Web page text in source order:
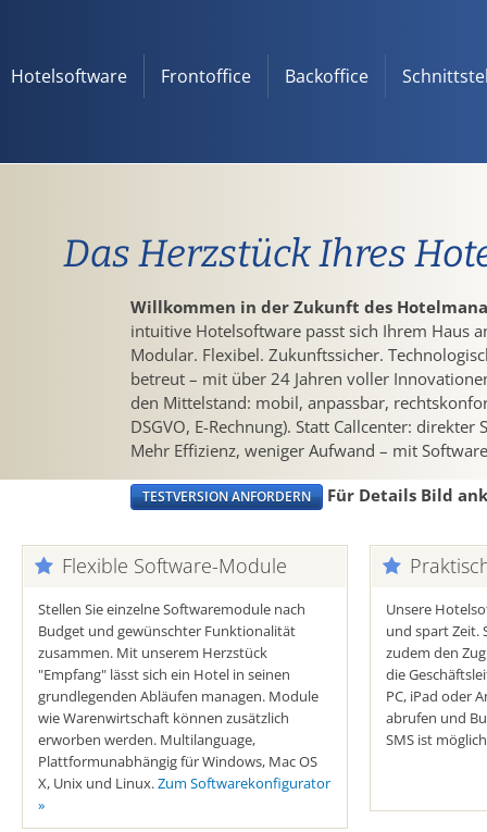
Hotelsoftware Frontoffice Backoffice
Das Herzstück Ihres
Willkommen in der Zukunft des
intuitive Hotelsoftware passt sich Ihrem Haus
Modular. Flexibel. Zukunftssicher.
betreut – mit über 24 Jahren voller
den Mittelstand: mobil, anpassbar,
DSGVO, E-Rechnung). Statt Callcenter:
Mehr Effizienz, weniger Aufwand – mit
TESTVERSION ANFORDERN Für Details Bild
Flexible Software-Module
Stellen Sie einzelne Softwaremodule nach
Budget und gewünschter Funktionalität
zusammen. Mit unserem Herzstück
"Empfang" lässt sich ein Hotel in seinen
grundlegenden Abläufen managen. Module
wie Warenwirtschaft können zusätzlich
erworben werden. Multilanguage,
Plattformunabhängig für Windows, Mac OS
X, Unix und Linux.Zum Softwarekonfigurator
»
Unsere
und spart Zeit.
zudem den
die
PC, iPad oder
abrufen und
SMS ist